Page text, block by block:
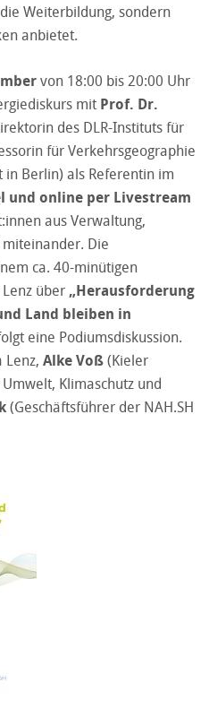
Weiterbildung, sondern
anbietet.
von 18:00 bis 20:00 Uhr
mit Prof. Dr.
des DLR-Instituts für
für Verkehrsgeographie
Berlin) als Referentin im
und online per Livestream
aus Verwaltung,
Die
ca. 40-minütigen
über „Herausforderung
Land bleiben in
eine Podiumsdiskussion.
Lenz, Alke Voß(Kieler
Klimaschutz und
(Geschäftsführer der NAH.SH